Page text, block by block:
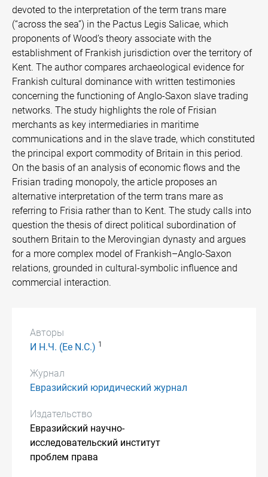
devoted to the interpretation of the term trans mare
(“across the sea”) in the Pactus Legis Salicae, which
proponents of Wood’s theory associate with the
establishment of Frankish jurisdiction over the territory of
Kent. The author compares archaeological evidence for
Frankish cultural dominance with written testimonies
concerning the functioning of Anglo-Saxon slave trading
networks. The study highlights the role of Frisian
merchants as key intermediaries in maritime
communications and in the slave trade, which constituted
the principal export commodity of Britain in this period.
On the basis of an analysis of economic flows and the
Frisian trading monopoly, the article proposes an
alternative interpretation of the term trans mare as
referring to Frisia rather than to Kent. The study calls into
question the thesis of direct political subordination of
southern Britain to the Merovingian dynasty and argues
for a more complex model of Frankish–Anglo-Saxon
relations, grounded in cultural-symbolic influence and
commercial interaction.
Авторы
И Н.Ч. (Ee N.C.) 1
Журнал
Евразийский юридический журнал
Издательство
Евразийский научно-
исследовательский институт
проблем права